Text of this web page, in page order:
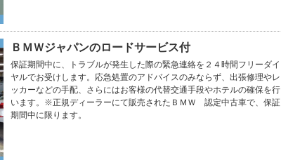
ＢＭＷジャパンのロードサービス付
保証期間中に、トラブルが発生した際の緊急連絡を２４時間フリーダイ
ヤルでお受けします。応急処置のアドバイスのみならず、出張修理やレ
ッカーなどの手配、さらにはお客様の代替交通手段やホテルの確保を行
います。※正規ディーラーにて販売されたＢＭＷ 認定中古車で、保証
期間中に限ります。